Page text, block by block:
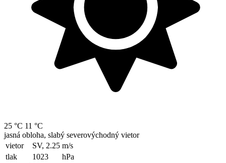
25 °C 11 °C
jasná obloha, slabý severovýchodný vietor
vietor
SV, 2.25 m/s
tlak
1023
hPa